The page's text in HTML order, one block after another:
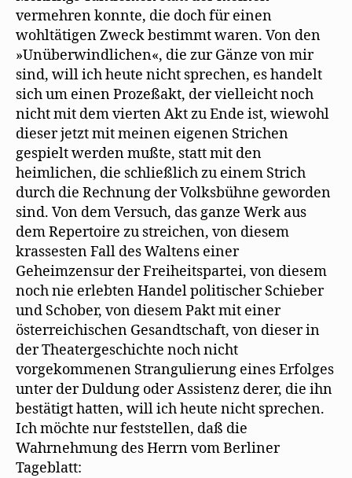
vermehren konnte, die doch für einen
wohltätigen Zweck bestimmt waren. Von den
»Unüberwindlichen«, die zur Gänze von mir
sind, will ich heute nicht sprechen, es handelt
sich um einen Prozeßakt, der vielleicht noch
nicht mit dem vierten Akt zu Ende ist, wiewohl
dieser jetzt mit meinen eigenen Strichen
gespielt werden mußte, statt mit den
heimlichen, die schließlich zu einem Strich
durch die Rechnung der Volksbühne geworden
sind. Von dem Versuch, das ganze Werk aus
dem Repertoire zu streichen, von diesem
krassesten Fall des Waltens einer
Geheimzensur der Freiheitspartei, von diesem
noch nie erlebten Handel politischer Schieber
und Schober, von diesem Pakt mit einer
österreichischen Gesandtschaft, von dieser in
der Theatergeschichte noch nicht
vorgekommenen Strangulierung eines Erfolges
unter der Duldung oder Assistenz derer, die ihn
bestätigt hatten, will ich heute nicht sprechen.
Ich möchte nur feststellen, daß die
Wahrnehmung des Herrn vom Berliner
Tageblatt: